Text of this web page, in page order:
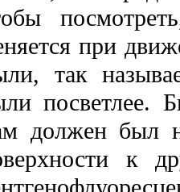
при
так
посветлее.
должен был
к